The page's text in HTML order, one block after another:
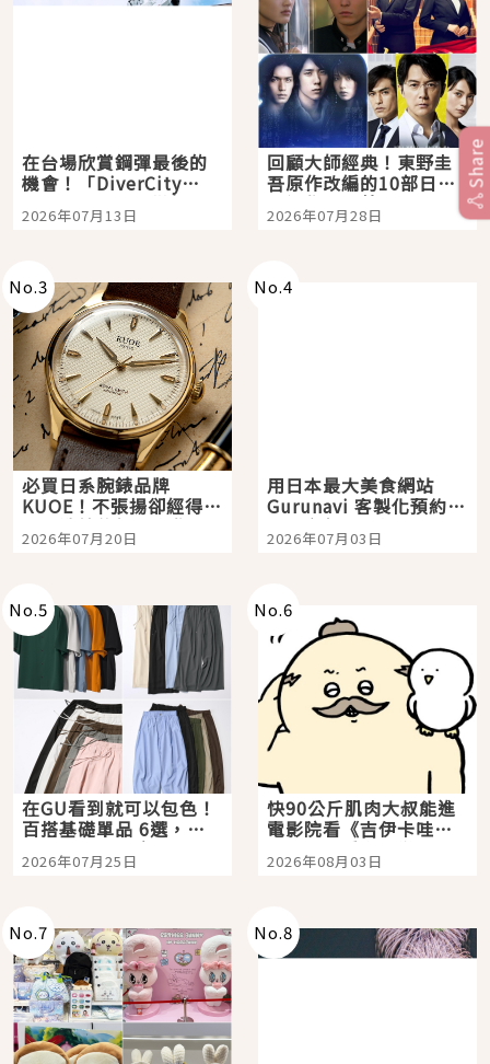
在台場欣賞鋼彈最後的
機會！「DiverCity
Tokyo Plaza」搭船、
購物、美食及夜景，一
2026年07月13日
回顧大師經典！東野圭
吾原作改編的10部日本
影視作品推薦
2026年07月28日
No.3
必買日系腕錶品牌
KUOE！不張揚卻經得起
時間洗鍊的經典之作五
選
2026年07月20日
No.4
用日本最大美食網站
Gurunavi 客製化預約九
大都市餐廳，打造專屬
美食體驗！
2026年07月03日
No.5
在GU看到就可以包色！
百搭基礎單品 6選，閉
眼全收也不心疼
2026年07月25日
No.6
快90公斤肌肉大叔能進
電影院看《吉伊卡哇》
嗎？日本重金屬樂團
「打首」會長與nagano
2026年08月03日
No.7 No.8
Share